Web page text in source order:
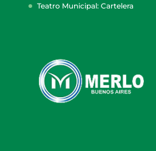
Teatro Municipal: Cartelera